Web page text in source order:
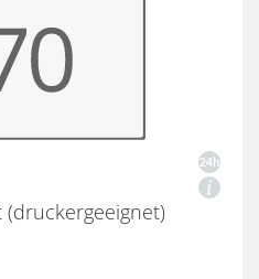
(druckergeeignet)